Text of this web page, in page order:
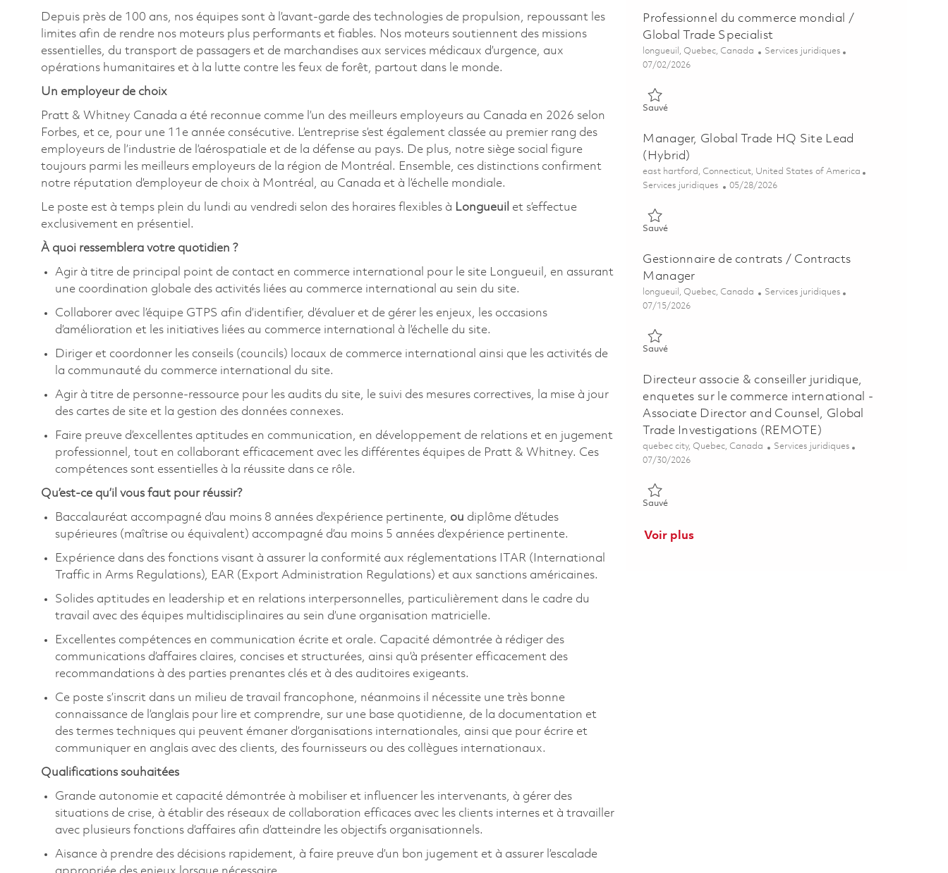
Depuis près de 100 ans, nos équipes sont à l’avant-garde des technologies de propulsion, repoussant les
limites afin de rendre nos moteurs plus performants et fiables. Nos moteurs soutiennent des missions
essentielles, du transport de passagers et de marchandises aux services médicaux d’urgence, aux
opérations humanitaires et à la lutte contre les feux de forêt, partout dans le monde.
Un employeur de choix
Pratt & Whitney Canada a été reconnue comme l’un des meilleurs employeurs au Canada en 2026 selon
Forbes, et ce, pour une 11e année consécutive. L’entreprise s’est également classée au premier rang des
employeurs de l’industrie de l’aérospatiale et de la défense au pays. De plus, notre siège social figure
toujours parmi les meilleurs employeurs de la région de Montréal. Ensemble, ces distinctions confirment
notre réputation d’employeur de choix à Montréal, au Canada et à l’échelle mondiale.
Le poste est à temps plein du lundi au vendredi selon des horaires flexibles à Longueuil et s’effectue
exclusivement en présentiel.
À quoi ressemblera votre quotidien ?
Agir à titre de principal point de contact en commerce international pour le site Longueuil, en assurant
une coordination globale des activités liées au commerce international au sein du site.
Collaborer avec l’équipe GTPS afin d’identifier, d’évaluer et de gérer les enjeux, les occasions
d’amélioration et les initiatives liées au commerce international à l’échelle du site.
Diriger et coordonner les conseils (councils) locaux de commerce international ainsi que les activités de
la communauté du commerce international du site.
Agir à titre de personne-ressource pour les audits du site, le suivi des mesures correctives, la mise à jour
des cartes de site et la gestion des données connexes.
Faire preuve d’excellentes aptitudes en communication, en développement de relations et en jugement
professionnel, tout en collaborant efficacement avec les différentes équipes de Pratt & Whitney. Ces
compétences sont essentielles à la réussite dans ce rôle.
Qu’est-ce qu’il vous faut pour réussir?
Baccalauréat accompagné d’au moins 8 années d’expérience pertinente, ou diplôme d’études
supérieures (maîtrise ou équivalent) accompagné d’au moins 5 années d’expérience pertinente.
Expérience dans des fonctions visant à assurer la conformité aux réglementations ITAR (International
Traffic in Arms Regulations), EAR (Export Administration Regulations) et aux sanctions américaines.
Solides aptitudes en leadership et en relations interpersonnelles, particulièrement dans le cadre du
travail avec des équipes multidisciplinaires au sein d’une organisation matricielle.
Excellentes compétences en communication écrite et orale. Capacité démontrée à rédiger des
communications d’affaires claires, concises et structurées, ainsi qu’à présenter efficacement des
recommandations à des parties prenantes clés et à des auditoires exigeants.
Ce poste s’inscrit dans un milieu de travail francophone, néanmoins il nécessite une très bonne
connaissance de l’anglais pour lire et comprendre, sur une base quotidienne, de la documentation et
des termes techniques qui peuvent émaner d’organisations internationales, ainsi que pour écrire et
communiquer en anglais avec des clients, des fournisseurs ou des collègues internationaux.
Qualifications souhaitées
Grande autonomie et capacité démontrée à mobiliser et influencer les intervenants, à gérer des
situations de crise, à établir des réseaux de collaboration efficaces avec les clients internes et à travailler
avec plusieurs fonctions d’affaires afin d’atteindre les objectifs organisationnels.
Aisance à prendre des décisions rapidement, à faire preuve d’un bon jugement et à assurer l’escalade
Professionnel du commerce mondial /
Global Trade Specialist
Emplacement
longueuil, Quebec, Canada Catégorie
Services juridiques
Posted Date
07/02/2026
SauvéSauvé Professionnel du commerce mondial / Global Trade
Manager, Global Trade HQ Site Lead
(Hybrid)
Emplacement
east hartford, Connecticut, United States of America
Catégorie
Services juridiques Posted Date
05/28/2026
SauvéSauvé Manager, Global Trade HQ Site Lead (Hybrid) 01845325
Gestionnaire de contrats / Contracts
Manager
Emplacement
longueuil, Quebec, Canada Catégorie
Services juridiques
Posted Date
07/15/2026
SauvéSauvé Gestionnaire de contrats / Contracts Manager 01840771
Directeur associe & conseiller juridique,
enquetes sur le commerce international -
Associate Director and Counsel, Global
Trade Investigations (REMOTE)
Emplacement
quebec city, Quebec, Canada Catégorie
Services juridiques
Posted Date
07/30/2026
SauvéSauvé Directeur associe & conseiller juridique, enquetes sur le
Voir plus